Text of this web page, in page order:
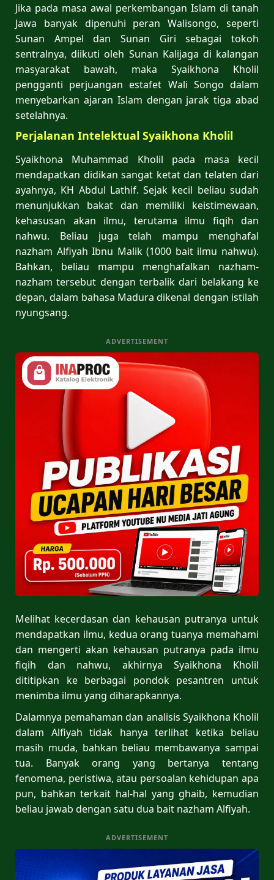
Jika pada masa awal perkembangan Islam di tanah
Jawa banyak dipenuhi peran Walisongo, seperti
Sunan Ampel dan Sunan Giri sebagai tokoh
sentralnya, diikuti oleh Sunan Kalijaga di kalangan
masyarakat bawah, maka Syaikhona Kholil
pengganti perjuangan estafet Wali Songo dalam
menyebarkan ajaran Islam dengan jarak tiga abad
setelahnya.
Perjalanan Intelektual Syaikhona Kholil
Syaikhona Muhammad Kholil pada masa kecil
mendapatkan didikan sangat ketat dan telaten dari
ayahnya, KH Abdul Lathif. Sejak kecil beliau sudah
menunjukkan bakat dan memiliki keistimewaan,
kehasusan akan ilmu, terutama ilmu fiqih dan
nahwu. Beliau juga telah mampu menghafal
nazham Alfiyah Ibnu Malik (1000 bait ilmu nahwu).
Bahkan, beliau mampu menghafalkan nazham-
nazham tersebut dengan terbalik dari belakang ke
depan, dalam bahasa Madura dikenal dengan istilah
nyungsang.
ADVERTISEMENT
Melihat kecerdasan dan kehausan putranya untuk
mendapatkan ilmu, kedua orang tuanya memahami
dan mengerti akan kehausan putranya pada ilmu
fiqih dan nahwu, akhirnya Syaikhona Kholil
dititipkan ke berbagai pondok pesantren untuk
menimba ilmu yang diharapkannya.
Dalamnya pemahaman dan analisis Syaikhona Kholil
dalam Alfiyah tidak hanya terlihat ketika beliau
masih muda, bahkan beliau membawanya sampai
tua. Banyak orang yang bertanya tentang
fenomena, peristiwa, atau persoalan kehidupan apa
pun, bahkan terkait hal-hal yang ghaib, kemudian
beliau jawab dengan satu dua bait nazham Alfiyah.
ADVERTISEMENT